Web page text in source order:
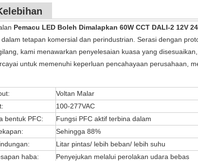
Pemacu LED Boleh Dimalapkan 60W CCT DALI-2 12V
dalam tetapan komersial dan perindustrian. Serasi dengan
kami menawarkan penyelesaian kuasa yang
untuk memenuhi keperluan pencahayaan perusahaan,
Voltan Malar
100-277VAC
bentuk PFC:
Fungsi PFC aktif terbina dalam
Sehingga 88%
Litar pintas/ lebih beban/ lebih suhu
haba:
Penyejukan melalui perolakan udara bebas